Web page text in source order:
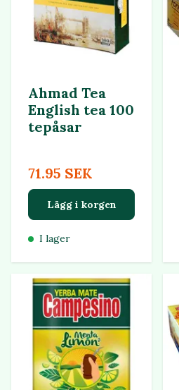
Ahmad Tea
English tea 100
tepåsar
71.95 SEK
Lägg i korgen
I lager